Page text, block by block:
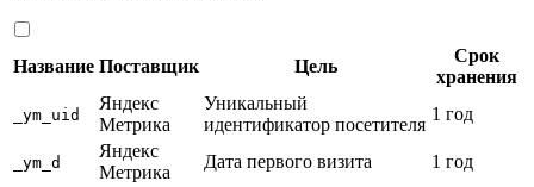
Название Поставщик Цель
Срок
хранения
_ym_uid
Яндекс
Метрика
Уникальный
идентификатор посетителя
1 год
_ym_d
Яндекс
Метрика
Дата первого визита 1 год